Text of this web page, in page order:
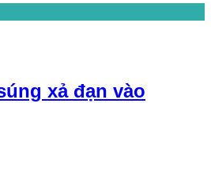
xả đạn vào